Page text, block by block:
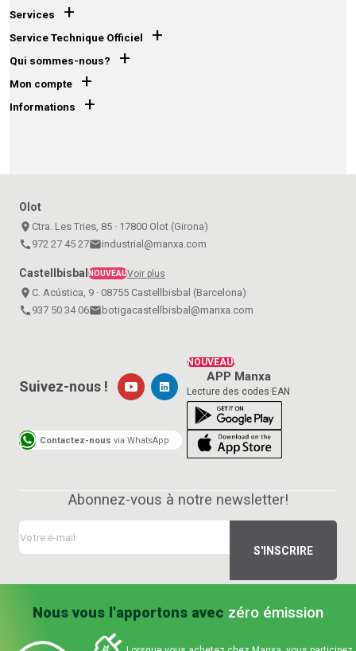
Services +
Service Technique Officiel +
Qui sommes-nous? +
Mon compte +
Informations +
Olot
place Ctra. Les Tries, 85 · 17800 Olot (Girona)
call 972 27 45 27emailindustrial@manxa.com
Castellbisbal NOUVEAUVoir plus
place C. Acústica, 9 · 08755 Castellbisbal (Barcelona)
call 937 50 34 06email botigacastellbisbal@manxa.com
NOUVEAU!
APP Manxa
Lecture des codes EAN
Suivez-nous !
Contactez-nous via WhatsApp
Abonnez-vous à notre newsletter!
Nous vous l'apportons avec zéro émission